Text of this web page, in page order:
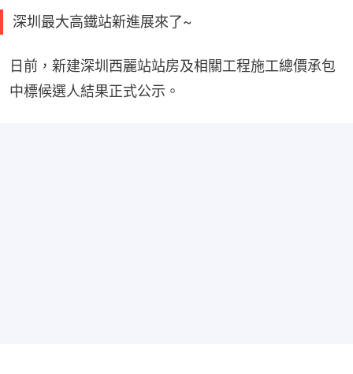
深圳最大高鐵站新進展來了~
日前，新建深圳西麗站站房及相關工程施工總價承包
中標候選人結果正式公示。